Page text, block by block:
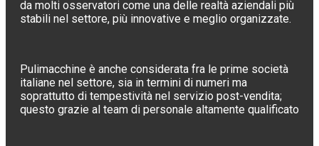
da molti osservatori come una delle realtà aziendali più
stabili nel settore, più innovative e meglio organizzate.
Pulimacchine è anche considerata fra le prime società
italiane nel settore, sia in termini di numeri ma
soprattutto di tempestività nel servizio post-vendita;
questo grazie al team di personale altamente qualificato